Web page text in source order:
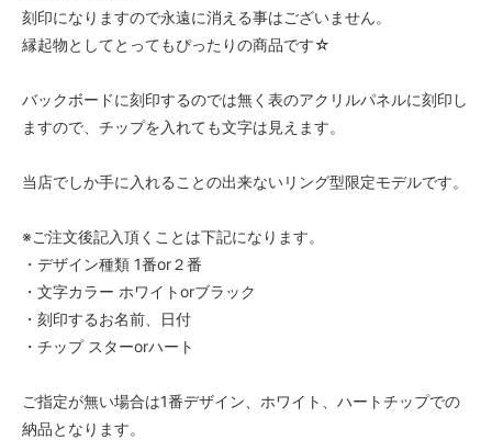
刻印になりますので永遠に消える事はございません。
縁起物としてとってもぴったりの商品です☆
バックボードに刻印するのでは無く表のアクリルパネルに刻印し
ますので、チップを入れても文字は見えます。
当店でしか手に入れることの出来ないリング型限定モデルです。
※ご注文後記入頂くことは下記になります。
・デザイン種類 1番or２番
・文字カラー ホワイトorブラック
・刻印するお名前、日付
・チップ スターorハート
ご指定が無い場合は1番デザイン、ホワイト、ハートチップでの
納品となります。